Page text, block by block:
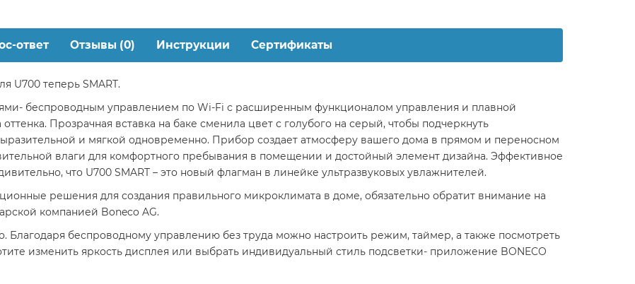
ответ Отзывы (0) Инструкции Сертификаты
U700 теперь SMART.
беспроводным управлением по Wi-Fi с расширенным функционалом управления и плавной
Прозрачная вставка на баке сменила цвет с голубого на серый, чтобы подчеркнуть
и мягкой одновременно. Прибор создает атмосферу вашего дома в прямом и переносном
влаги для комфортного пребывания в помещении и достойный элемент дизайна. Эффективное
что U700 SMART – это новый флагман в линейке ультразвуковых увлажнителей.
решения для создания правильного микроклимата в доме, обязательно обратит внимание на
компанией Boneco AG.
Благодаря беспроводному управлению без труда можно настроить режим, таймер, а также посмотреть
изменить яркость дисплея или выбрать индивидуальный стиль подсветки- приложение BONECO